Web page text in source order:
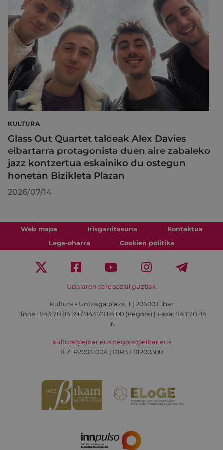
KULTURA
Glass Out Quartet taldeak Alex Davies
eibartarra protagonista duen aire zabaleko
jazz kontzertua eskainiko du ostegun
honetan Bizikleta Plazan
2026/07/14
Web mapa Irisgarritasuna
Kontaktua
Lege-oharra
Cookien politika
Udalaren sare sozial guztiak
Kultura - Untzaga plaza, 1 | 20600 Eibar
Tfnoa.: 943 70 84 39 / 943 70 84 00 (Pegora) | Faxa: 943 70 84
16
kultura@eibar.eus pegora@eibar.eus
IFZ: P2003100A | DIR3 L01200300